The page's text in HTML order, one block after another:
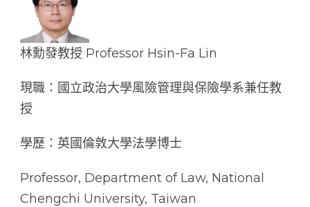
林勳發教授 Professor Hsin-Fa Lin
現職：國立政治大學風險管理與保險學系兼任教
授
學歷：英國倫敦大學法學博士
Professor, Department of Law, National
Chengchi University, Taiwan